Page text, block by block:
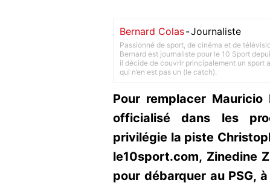
Bernard Colas-Journaliste
Passionné de sport, de cinéma et de
Bernard est journaliste pour le 10 Sport
il décide de couvrir principalement un sport
qui n’en est pas un (le catch).
Pour remplacer
officialisé dans les
privilégie la piste
le10sport.com, Zinedine
pour débarquer au PSG,